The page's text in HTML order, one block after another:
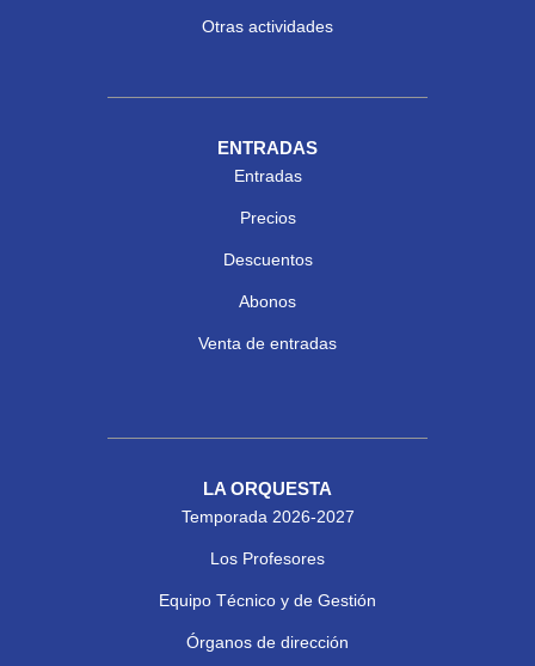
Otras actividades
ENTRADAS
Entradas
Precios
Descuentos
Abonos
Venta de entradas
LA ORQUESTA
Temporada 2026-2027
Los Profesores
Equipo Técnico y de Gestión
Órganos de dirección